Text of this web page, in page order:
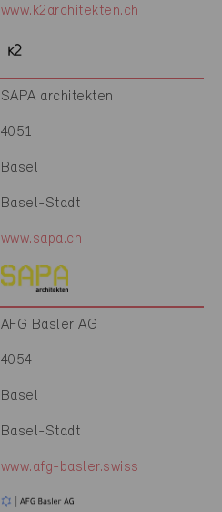
www.k2architekten.ch
SAPA architekten
4051
Basel
Basel-Stadt
www.sapa.ch
AFG Basler AG
4054
Basel
Basel-Stadt
www.afg-basler.swiss